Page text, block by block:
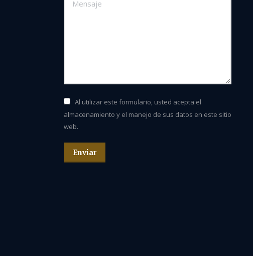
Al utilizar este formulario, usted acepta el
almacenamiento y el manejo de sus datos en este sitio
web.
Enviar